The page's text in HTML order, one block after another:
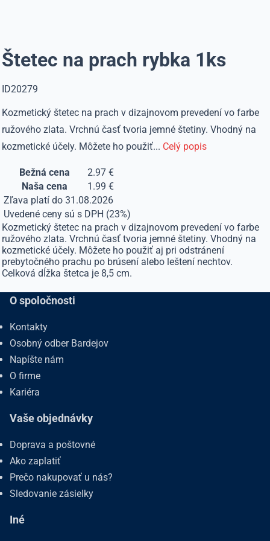
Štetec na prach rybka 1ks
ID20279
Kozmetický štetec na prach v dizajnovom prevedení vo farbe
ružového zlata. Vrchnú časť tvoria jemné štetiny. Vhodný na
kozmetické účely. Môžete ho použiť... Celý popis
Bežná cena
2.97 €
Naša cena
1.99 €
Zľava platí do 31.08.2026
Uvedené ceny sú s DPH (23%)
Kozmetický štetec na prach v dizajnovom prevedení vo farbe
ružového zlata. Vrchnú časť tvoria jemné štetiny. Vhodný na
kozmetické účely. Môžete ho použiť aj pri odstránení
prebytočného prachu po brúsení alebo leštení nechtov.
Celková dĺžka štetca je 8,5 cm.
O spoločnosti
Kontakty
Osobný odber Bardejov
Napíšte nám
O firme
Kariéra
Vaše objednávky
Doprava a poštovné
Ako zaplatiť
Prečo nakupovať u nás?
Sledovanie zásielky
Iné